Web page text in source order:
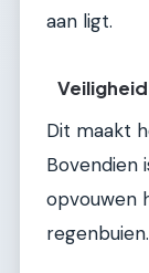
aan ligt.
Dit maakt
Bovendien
opvouwen
regenbuien.